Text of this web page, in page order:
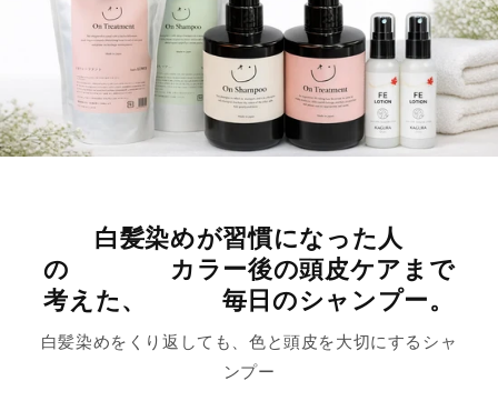
白髪染めが習慣になった人
の カラー後の頭皮ケアまで
考えた、 毎日のシャンプー。
白髪染めをくり返しても、色と頭皮を大切にするシャ
ンプー